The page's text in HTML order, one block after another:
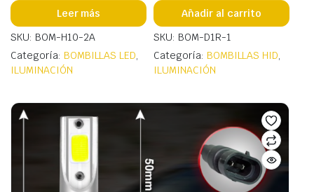
Leer más
SKU: BOM-H10-2A
Categoría: BOMBILLAS LED,
ILUMINACIÓN
Añadir al carrito
SKU: BOM-D1R-1
Categoría: BOMBILLAS HID,
ILUMINACIÓN